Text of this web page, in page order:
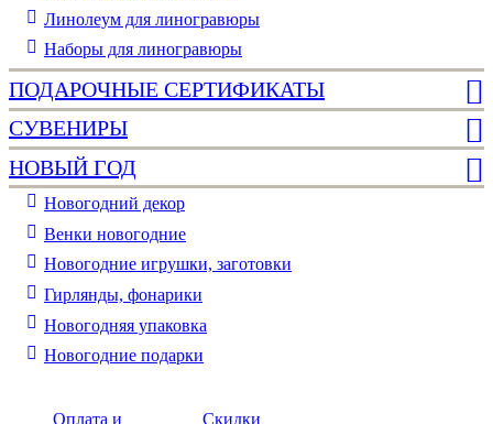
Линолеум для линогравюры
Наборы для линогравюры
ПОДАРОЧНЫЕ СЕРТИФИКАТЫ
СУВЕНИРЫ
НОВЫЙ ГОД
Новогодний декор
Венки новогодние
Новогодние игрушки, заготовки
Гирлянды, фонарики
Новогодняя упаковка
Новогодние подарки
Оплата и Скидки